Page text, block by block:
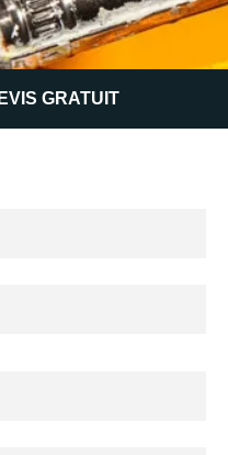
GRATUIT